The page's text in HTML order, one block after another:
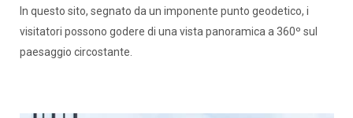
In questo sito, segnato da un imponente punto geodetico, i
visitatori possono godere di una vista panoramica a 360º sul
paesaggio circostante.